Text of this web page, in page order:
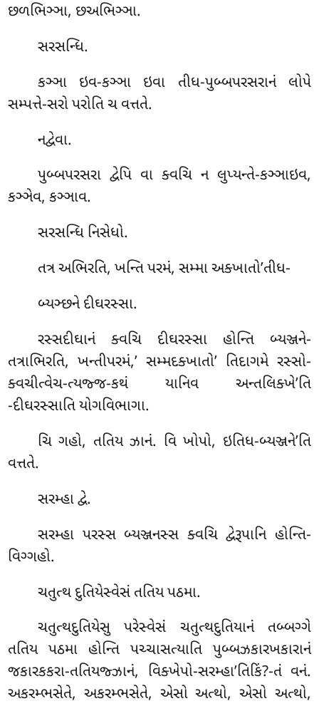
છળભિઞ્ઞા, છઅભિઞ્ઞા.
સરસન્ધિ.
કઞ્ઞા ઇવ-કઞ્ઞા ઇવા તીધ-પુબ્બપરસરાનં લોપે
સમ્પત્તે-સરો પરોતિ ચ વત્તતે.
નદ્વેવા.
પુબ્બપરસરા દ્વેપિ વા ક્વચિ ન લુપ્યન્તે-કઞ્ઞાઇવ,
કઞ્ઞેવ, કઞ્ઞાવ.
સરસન્ધિ નિસેધો.
તત્ર અભિરતિ, ખન્તિ પરમં, સમ્મા અક્ખાતો’તીધ-
બ્યઞ્છને દીઘરસ્સા.
રસ્સદીઘાનં ક્વચિ દીઘરસ્સા હોન્તિ બ્યઞ્જને-
તત્રાભિરતિ, ખન્તીપરમં,’ સમ્મદક્ખાતો’ તિદાગમે રસ્સો-
ક્વચીત્વેચ-ત્યજ્જ-કથં યાનિવ અન્તલિક્ખે’તિ
-દીઘરસ્સાતિ યોગવિભાગા.
ચિ ગહો, તતિય ઝાનં. વિ ખોપો, ઇતિધ-બ્યઞ્જને’તિ
વત્તતે.
સરમ્હા દ્વે.
સરમ્હા પરસ્સ બ્યઞ્જનસ્સ ક્વચિ દ્વેરૂપાનિ હોન્તિ-
વિગ્ગહો.
ચતુત્થ દુતિયેસ્વેસં તતિય પઠમા.
ચતુત્થદુતિયેસુ પરેસ્વેસં ચતુત્થદુતિયાનં તબ્બગ્ગે
તતિય પઠમા હોન્તિ પચ્ચાસત્યાતિ પુબ્બઝકારખકારાનં
જકારકકરા-તતિયજ્ઝાનં, વિક્ખેપો-સરમ્હા’તિકિં?-તં વનં.
અકરમ્ભસેતે, અકરમ્ભસેતે, એસો અત્થો, એસો અત્થો,